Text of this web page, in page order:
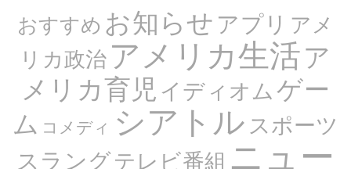
おすすめ お知らせアプリ アメ
リカ政治アメリカ生活ア
メリカ育児 イディオムゲー
ム コメディ シアトル スポーツ
スラングテレビ番組 ニュー